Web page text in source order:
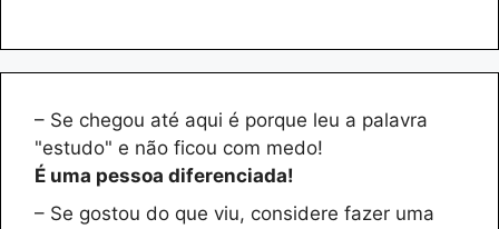
– Se chegou até aqui é porque leu a palavra
"estudo" e não ficou com medo!
É uma pessoa diferenciada!
– Se gostou do que viu, considere fazer uma